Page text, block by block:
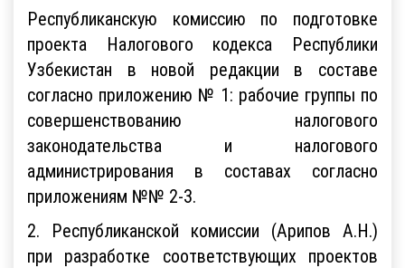
Республиканскую комиссию по подготовке
проекта Налогового кодекса Республики
Узбекистан в новой редакции в составе
согласно приложению № 1: рабочие группы по
совершенствованию налогового
законодательства и налогового
администрирования в составах согласно
приложениям №№ 2-3.
2. Республиканской комиссии (Арипов А.Н.)
при разработке соответствующих проектов